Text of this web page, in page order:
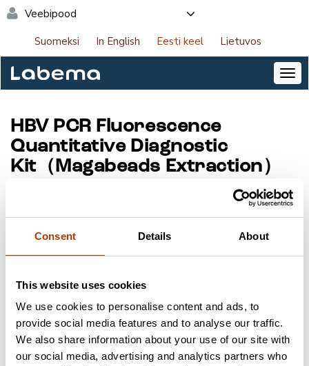
Consent Details About
This website uses cookies
We use cookies to personalise content and ads, to
provide social media features and to analyse our traffic.
We also share information about your use of our site with
our social media, advertising and analytics partners who
Suomeksi In English Eesti keel Lietuvos
Veebipood
HBV PCR Fluorescence
Quantitative Diagnostic
Kit（Magabeads Extraction）
Tootja:Hangzhou Bioer Technology Co., Ltd.
Pakend:48 testi
NB! Saate tellida tooteid veebipoes. Logige sisse
Võtmesõnad